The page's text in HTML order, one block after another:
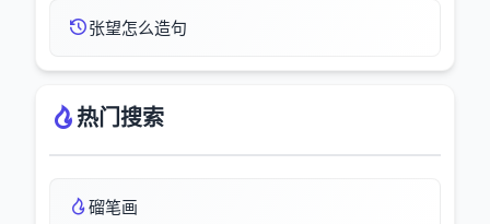
张望怎么造句
热门搜索
磂笔画